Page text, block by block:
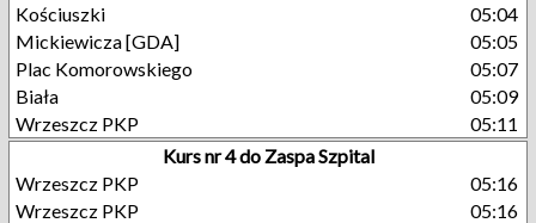
Kościuszki
05:04
Mickiewicza [GDA]
05:05
Plac Komorowskiego
05:07
Biała
05:09
Wrzeszcz PKP
05:11
Kurs nr 4 do Zaspa Szpital
Wrzeszcz PKP
05:16
Wrzeszcz PKP
05:16